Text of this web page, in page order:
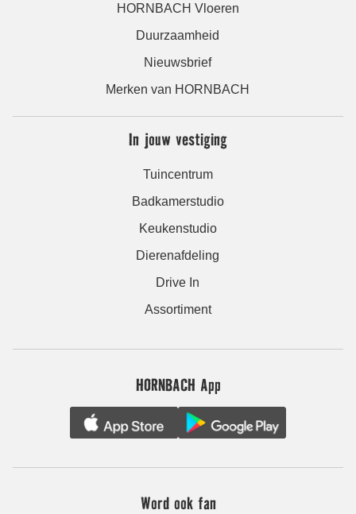
HORNBACH Vloeren
Duurzaamheid
Nieuwsbrief
Merken van HORNBACH
In jouw vestiging
Tuincentrum
Badkamerstudio
Keukenstudio
Dierenafdeling
Drive In
Assortiment
HORNBACH App
Word ook fan